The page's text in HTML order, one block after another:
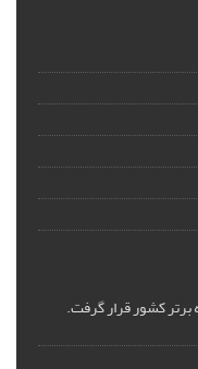
کشور قرار گرفت.